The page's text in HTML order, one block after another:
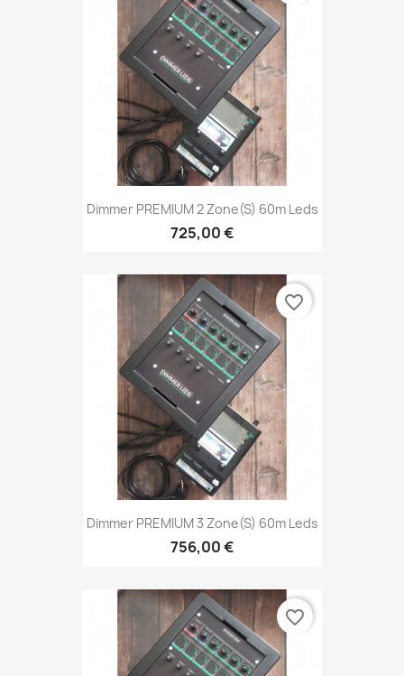
Dimmer PREMIUM 2 Zone(s) 60m Leds
725,00 €
Dimmer PREMIUM 3 Zone(s) 60m Leds
756,00 €
favorite_border
favorite_border